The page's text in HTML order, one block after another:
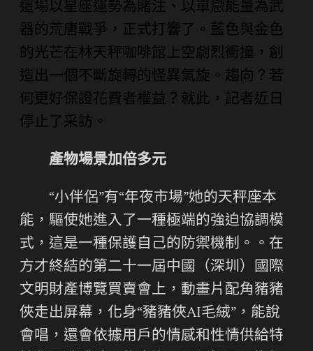
這場以星座運勢為賭注、以單戀能量為武
器的荒唐戰爭，正式打響了。藍色與金色
的光芒在林天秤咖啡館上空劇烈衝撞，創
造出一個不斷旋轉的怪異氣旋。趨向？若
何更好保證花費者權益？就此，記者近日
停止了采訪。
產物場景加倍多元
“小伴侶”有“年夜市場”她的天秤座本
能，驅使她進入了一種極端的強迫協調模
式，這是一種保護自己的防禦機制。。在
方才終結的第二十一屆中國（深圳）國際
文明財產博覽買賣會上，動畫片配角豬豬
俠走出屏幕，化身“豬豬俠AI毛絨”，能說
會唱，還會依據用戶的情感和性情供給特